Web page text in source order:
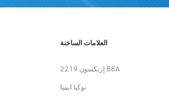
العلامات الساخنة
إريكسون 2219 B8A
نوكيا ايميا